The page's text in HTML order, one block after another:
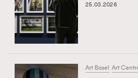
25.03.2026
Art Basel Art